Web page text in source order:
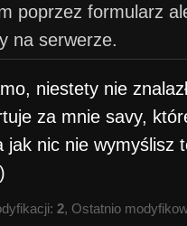
poprzez formularz
na serwerze.
niestety nie
za mnie savy,
jak nic nie wymyślisz
2, Ostatnio